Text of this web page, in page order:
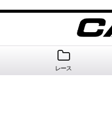
レース